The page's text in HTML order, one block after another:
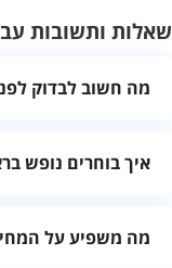
שאלות ותשובות
מה חשוב לבדוק
למקום וההתאמה להרכב
ביטול לפני אישור
איך בוחרים נופש
פרטיות ומרחבים
מה משפיע על